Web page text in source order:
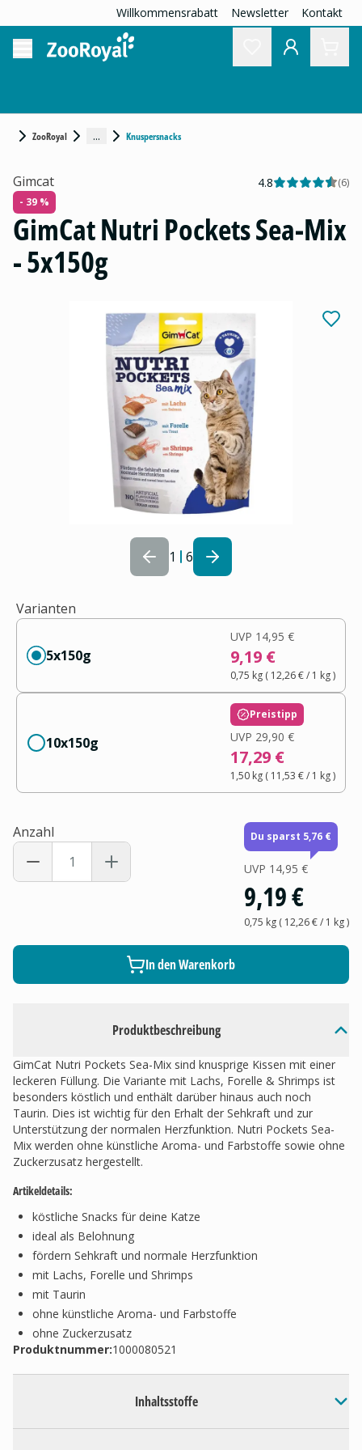
Willkommensrabatt Newsletter Kontakt
ZooRoyal ... Knuspersnacks
1 6
Produktbeschreibung
GimCat Nutri Pockets Sea-Mix sind knusprige Kissen mit einer
leckeren Füllung. Die Variante mit Lachs, Forelle & Shrimps ist
besonders köstlich und enthält darüber hinaus auch noch
Taurin. Dies ist wichtig für den Erhalt der Sehkraft und zur
Unterstützung der normalen Herzfunktion. Nutri Pockets Sea-
Mix werden ohne künstliche Aroma- und Farbstoffe sowie ohne
Zuckerzusatz hergestellt.
Artikeldetails:
köstliche Snacks für deine Katze
ideal als Belohnung
fördern Sehkraft und normale Herzfunktion
mit Lachs, Forelle und Shrimps
mit Taurin
ohne künstliche Aroma- und Farbstoffe
ohne Zuckerzusatz
Produktnummer:1000080521
Inhaltsstoffe
Gimcat 4.8 (6)
- 39 %
GimCat Nutri Pockets Sea-Mix
- 5x150g
Varianten
5x150g
UVP 14,95 €
9,19 €
0,75 kg( 12,26 €/ 1 kg)
10x150g
Preistipp
UVP 29,90 €
17,29 €
1,50 kg( 11,53 €/ 1 kg)
Anzahl Du sparst 5,76 €
UVP 14,95 €
9,19 €
0,75 kg( 12,26 €/ 1 kg)
In den Warenkorb